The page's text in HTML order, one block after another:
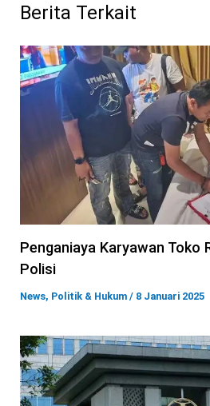
Berita Terkait
Penganiaya Karyawan Toko
Polisi
News, Politik & Hukum / 8 Januari 2025